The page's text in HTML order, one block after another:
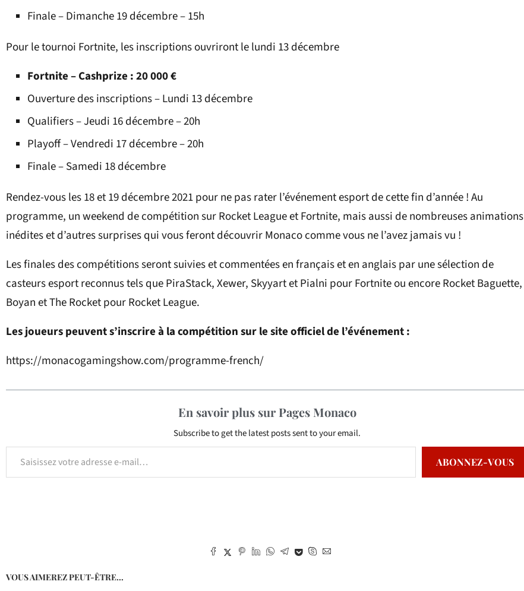
Finale – Dimanche 19 décembre – 15h
Pour le tournoi Fortnite, les inscriptions ouvriront le lundi 13 décembre
Fortnite – Cashprize : 20 000 €
Ouverture des inscriptions – Lundi 13 décembre
Qualifiers – Jeudi 16 décembre – 20h
Playoff – Vendredi 17 décembre – 20h
Finale – Samedi 18 décembre
Rendez-vous les 18 et 19 décembre 2021 pour ne pas rater l’événement esport de cette fin d’année ! Au
programme, un weekend de compétition sur Rocket League et Fortnite, mais aussi de nombreuses animations
inédites et d’autres surprises qui vous feront découvrir Monaco comme vous ne l’avez jamais vu !
Les finales des compétitions seront suivies et commentées en français et en anglais par une sélection de
casteurs esport reconnus tels que PiraStack, Xewer, Skyyart et Pialni pour Fortnite ou encore Rocket Baguette,
Boyan et The Rocket pour Rocket League.
Les joueurs peuvent s’inscrire à la compétition sur le site officiel de l’événement :
https://monacogamingshow.com/programme-french/
En savoir plus sur Pages Monaco
Subscribe to get the latest posts sent to your email.
ABONNEZ-VOUS
VOUS AIMEREZ PEUT-ÊTRE...